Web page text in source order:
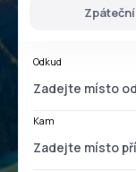
Zpáteční
Odkud
Kam